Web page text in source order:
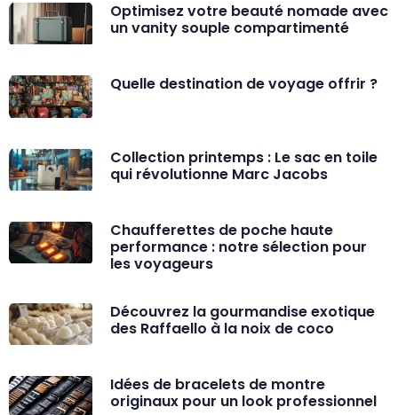
Optimisez votre beauté nomade avec
un vanity souple compartimenté
Quelle destination de voyage offrir ?
Collection printemps : Le sac en toile
qui révolutionne Marc Jacobs
Chaufferettes de poche haute
performance : notre sélection pour
les voyageurs
Découvrez la gourmandise exotique
des Raffaello à la noix de coco
Idées de bracelets de montre
originaux pour un look professionnel